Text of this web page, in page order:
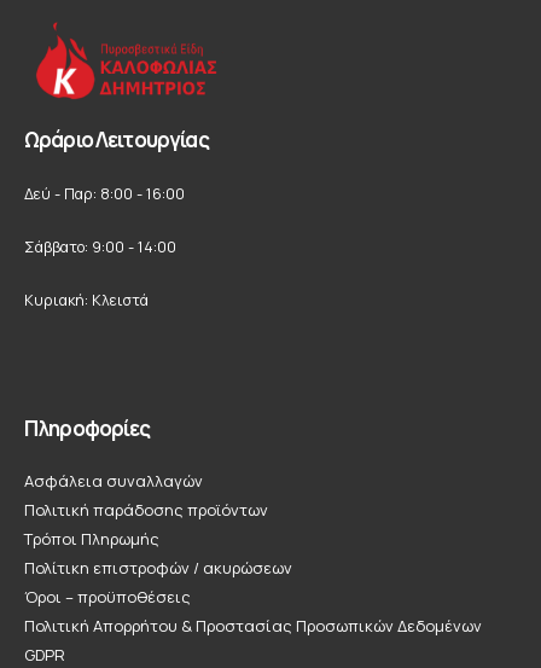
Ωράριο Λειτουργίας
Δεύ - Παρ: 8:00 - 16:00
Σάββατο: 9:00 - 14:00
Κυριακή: Κλειστά
Πληροφορίες
Ασφάλεια συναλλαγών
Πολιτική παράδοσης προϊόντων
Τρόποι Πληρωμής
Πολίτικη επιστροφών / ακυρώσεων
Όροι – προϋποθέσεις
Πολιτική Απορρήτου & Προστασίας Προσωπικών Δεδομένων
GDPR